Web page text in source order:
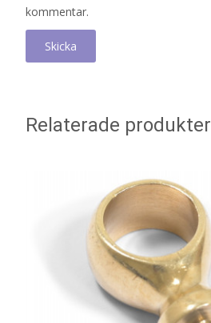
kommentar.
Relaterade produkter